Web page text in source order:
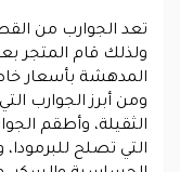
تعد الجوارب من
ولذلك قام المتجر
المدهشة بأسعار
ومن أبرز الجوارب
الثقيلة، وأطقم
التي تصلح